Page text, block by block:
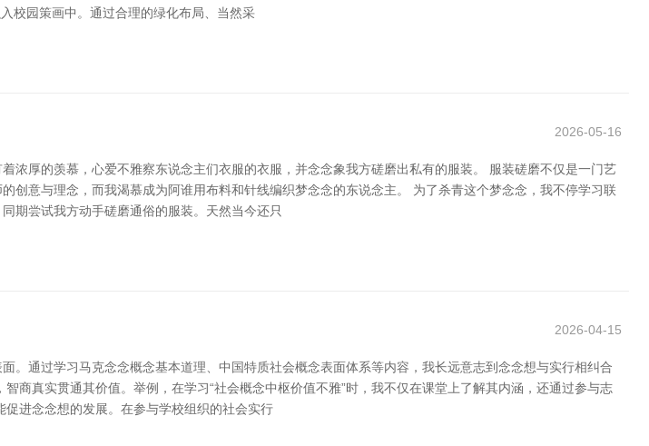
校园策画中。通过合理的绿化布局、当然采
2026-05-16
厚的羡慕，心爱不雅察东说念主们衣服的衣服，并念念象我方磋磨出私有的服装。 服装磋磨不仅是一门艺
意与理念，而我渴慕成为阿谁用布料和针线编织梦念念的东说念主。 为了杀青这个梦念念，我不停学习联
期尝试我方动手磋磨通俗的服装。天然当今还只
2026-04-15
通过学习马克念念概念基本道理、中国特质社会概念表面体系等内容，我长远意志到念念想与实行相纠合
商真实贯通其价值。举例，在学习“社会概念中枢价值不雅”时，我不仅在课堂上了解其内涵，还通过参与志
进念念想的发展。在参与学校组织的社会实行